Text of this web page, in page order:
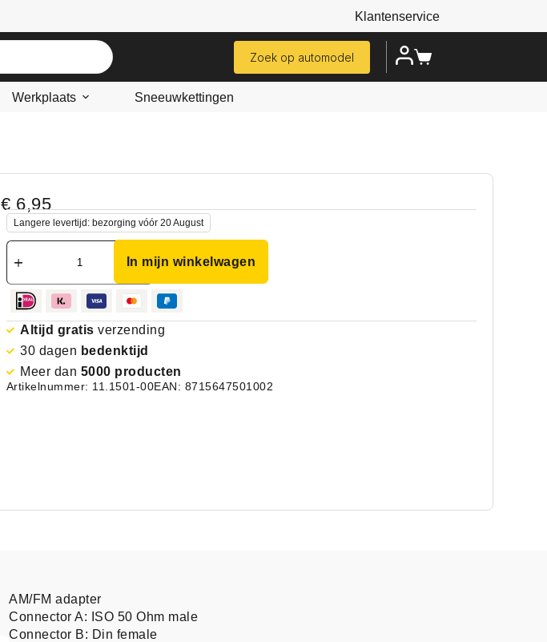
Klantenservice
Zoek op automodel
Werkplaats Sneeuwkettingen
€6,95
Langere levertijd: bezorging vóór 20 August
In mijn winkelwagen
Altijd gratis verzending
30 dagen bedenktijd
Meer dan 5000 producten
Artikelnummer: 11.1501-00EAN: 8715647501002
AM/FM adapter
Connector A: ISO 50 Ohm male
Connector B: Din female